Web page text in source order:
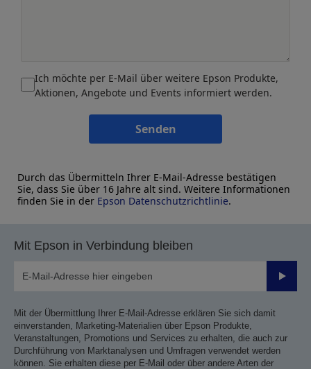
Ich möchte per E-Mail über weitere Epson Produkte,
Aktionen, Angebote und Events informiert werden.
Senden
Durch das Übermitteln Ihrer E-Mail-Adresse bestätigen
Sie, dass Sie über 16 Jahre alt sind. Weitere Informationen
finden Sie in der Epson Datenschutzrichtlinie.
Mit Epson in Verbindung bleiben
Mit der Übermittlung Ihrer E-Mail-Adresse erklären Sie sich damit
einverstanden, Marketing-Materialien über Epson Produkte,
Veranstaltungen, Promotions und Services zu erhalten, die auch zur
Durchführung von Marktanalysen und Umfragen verwendet werden
können. Sie erhalten diese per E-Mail oder über andere Arten der